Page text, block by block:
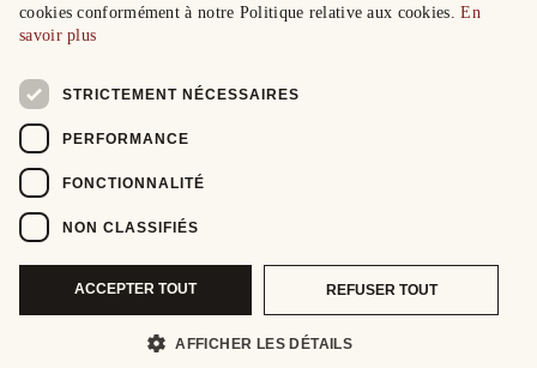
cookies conformément à notre Politique relative aux cookies.En
savoir plus
STRICTEMENT NÉCESSAIRES
PERFORMANCE
FONCTIONNALITÉ
NON CLASSIFIÉS
ACCEPTER TOUT REFUSER TOUT
AFFICHER LES DÉTAILS